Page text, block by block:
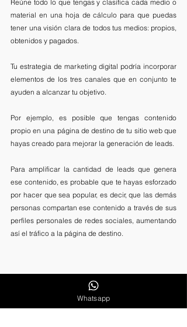
Reúne todo lo que tengas y clasifica cada medio o
material en una hoja de cálculo para que puedas
tener una visión clara de todos tus medios: propios,
obtenidos y pagados.
Tu estrategia de marketing digital podría incorporar
elementos de los tres canales que en conjunto te
ayuden a alcanzar tu objetivo.
Por ejemplo, es posible que tengas contenido
propio en una página de destino de tu sitio web que
hayas creado para mejorar la generación de leads.
Para amplificar la cantidad de leads que genera
ese contenido, es probable que te hayas esforzado
por hacer que sea popular, es decir, que las demás
personas compartan ese contenido a través de sus
perfiles personales de redes sociales, aumentando
así el tráfico a la página de destino.
Whatsapp